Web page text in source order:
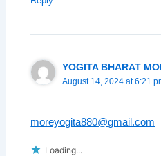
YOGITA BHARAT
August 14, 2024 at 6:21
moreyogita880@gmail.com
Loading...